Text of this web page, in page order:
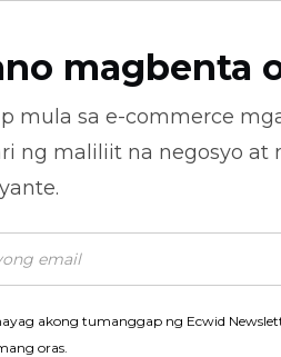
magbenta
mula sa e-commerce
ng maliliit na negosyo at
akong tumanggap ng Ecwid
oras.